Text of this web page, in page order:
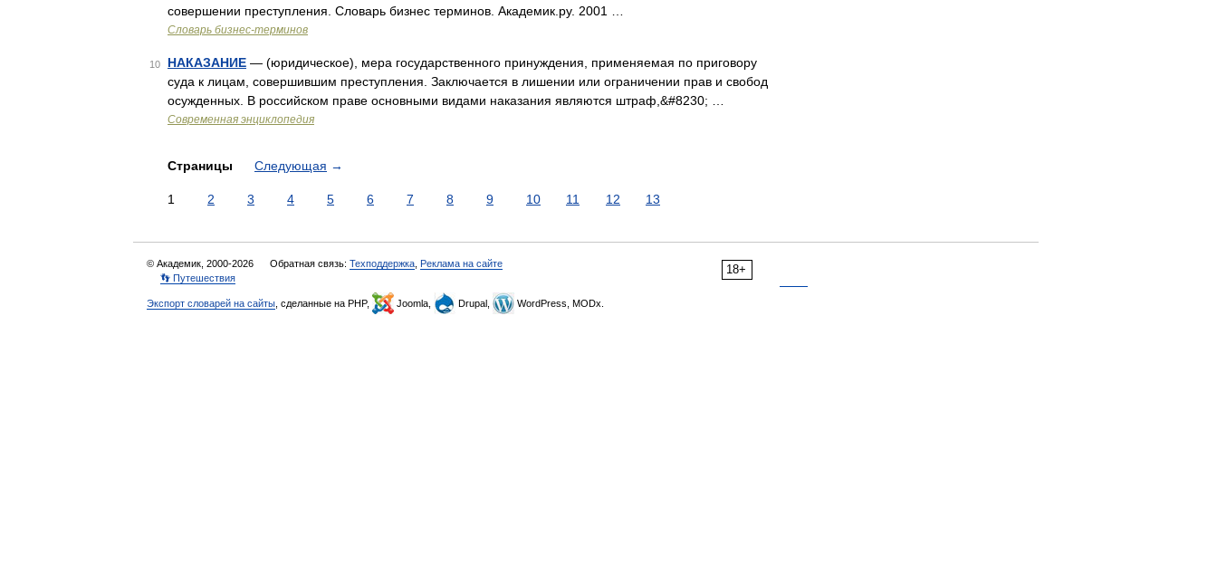
совершении преступления. Словарь бизнес терминов. Академик.ру. 2001 …
Словарь бизнес-терминов
10 НАКАЗАНИЕ — (юридическое), мера государственного принуждения, применяемая по приговору
суда к лицам, совершившим преступления. Заключается в лишении или ограничении прав и свобод
осужденных. В российском праве основными видами наказания являются штраф,&#8230; …
Современная энциклопедия
Страницы Следующая →
1 2 3 4 5 6 7 8 9 10 11 12 13
18+
© Академик, 2000-2026 Обратная связь: Техподдержка Реклама на сайте
👣 Путешествия
Экспорт словарей на сайты , сделанные на PHP, Joomla, Drupal, WordPress, MODx.